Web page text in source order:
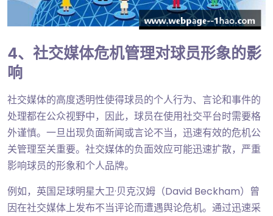
4、社交媒体危机管理对球员形象的影
响
社交媒体的高度透明性使得球员的个人行为、言论和事件的
处理都在公众视野中，因此，球员在使用社交平台时需要格
外谨慎。一旦出现负面新闻或言论不当，迅速有效的危机公
关管理至关重要。社交媒体的负面效应可能迅速扩散，严重
影响球员的形象和个人品牌。
例如，英国足球明星大卫·贝克汉姆（David Beckham）曾
因在社交媒体上发布不当评论而遭遇舆论危机。通过迅速采